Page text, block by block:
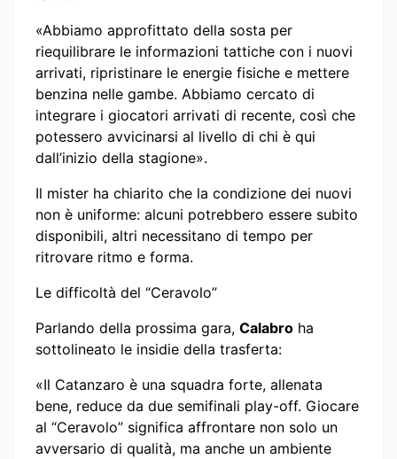
«Abbiamo approfittato della sosta per
riequilibrare le informazioni tattiche con i nuovi
arrivati, ripristinare le energie fisiche e mettere
benzina nelle gambe. Abbiamo cercato di
integrare i giocatori arrivati di recente, così che
potessero avvicinarsi al livello di chi è qui
dall’inizio della stagione».
Il mister ha chiarito che la condizione dei nuovi
non è uniforme: alcuni potrebbero essere subito
disponibili, altri necessitano di tempo per
ritrovare ritmo e forma.
Le difficoltà del “Ceravolo”
Parlando della prossima gara, Calabro ha
sottolineato le insidie della trasferta:
«Il Catanzaro è una squadra forte, allenata
bene, reduce da due semifinali play-off. Giocare
al “Ceravolo” significa affrontare non solo un
avversario di qualità, ma anche un ambiente